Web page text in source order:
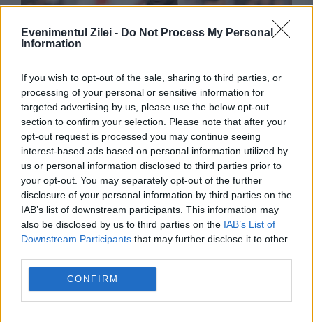
Evenimentul Zilei - Do Not Process My Personal
Information
If you wish to opt-out of the sale, sharing to third parties, or
processing of your personal or sensitive information for
targeted advertising by us, please use the below opt-out
section to confirm your selection. Please note that after your
opt-out request is processed you may continue seeing
interest-based ads based on personal information utilized by
us or personal information disclosed to third parties prior to
your opt-out. You may separately opt-out of the further
disclosure of your personal information by third parties on the
IAB’s list of downstream participants. This information may
also be disclosed by us to third parties on the IAB’s List of
Downstream Participants that may further disclose it to other
CONFIRM
SPORT
Cosmin Matei, suspendat nouă luni de TAS.
ANAD a anunțat punerea în aplicare a deciziei